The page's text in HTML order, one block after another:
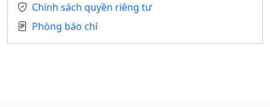
Chính sách quyền riêng tư
Phòng báo chí